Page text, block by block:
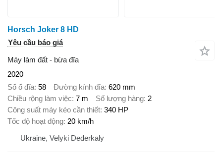
Horsch Joker 8 HD
Yêu cầu báo giá
Máy làm đất - bừa đĩa
2020
Số ổ đĩa 58 Đường kính đĩa 620 mm
Chiều rộng làm việc 7 m Số lượng hàng 2
Công suất máy kéo cần thiết 340 HP
Tốc độ hoạt động 20 km/h
Ukraine, Velyki Dederkaly